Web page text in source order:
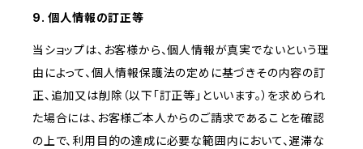
9. 個人情報の訂正等
当ショップは、お客様から、個人情報が真実でないという理
由によって、個人情報保護法の定めに基づきその内容の訂
正、追加又は削除（以下「訂正等」といいます。）を求められ
た場合には、お客様ご本人からのご請求であることを確認
の上で、利用目的の達成に必要な範囲内において、遅滞な